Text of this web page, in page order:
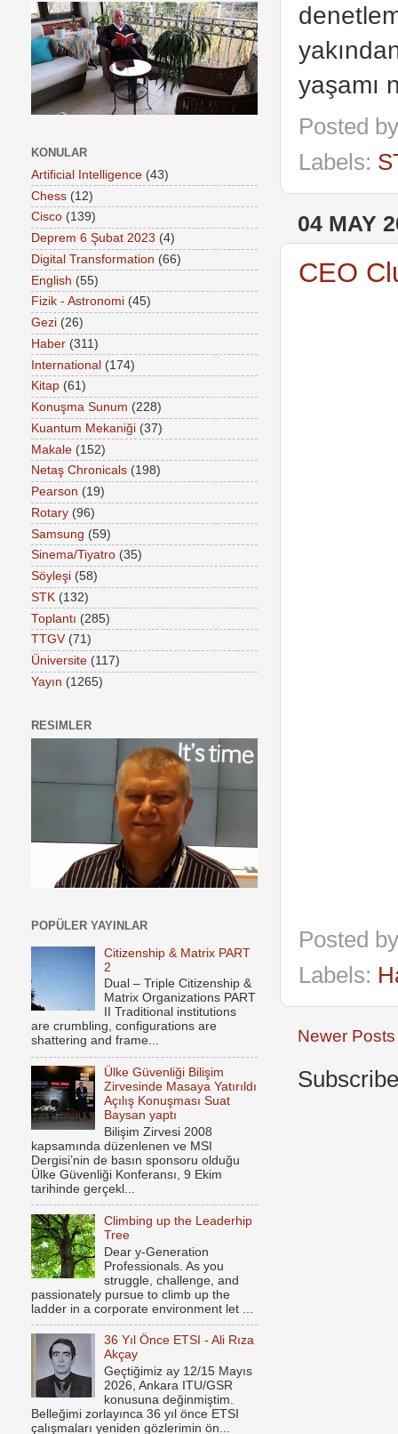
yaşamı
Posted
Labels:
04 MAY
CEO
Posted
Labels:
Newer Posts
KONULAR
Artificial Intelligence (43)
Chess (12)
Cisco (139)
Deprem 6 Şubat 2023 (4)
Digital Transformation (66)
English (55)
Fizik - Astronomi (45)
Gezi (26)
Haber (311)
International (174)
Kitap (61)
Konuşma Sunum (228)
Kuantum Mekaniği (37)
Makale (152)
Netaş Chronicals (198)
Pearson (19)
Rotary (96)
Samsung (59)
Sinema/Tiyatro (35)
Söyleşi (58)
STK (132)
Toplantı (285)
TTGV (71)
Üniversite (117)
Yayın (1265)
RESIMLER
POPÜLER YAYINLAR
Citizenship & Matrix PART
2
Dual – Triple Citizenship &
Matrix Organizations PART
II Traditional institutions
are crumbling, configurations are
shattering and frame...
Ülke Güvenliği Bilişim
Zirvesinde Masaya Yatırıldı
Açılış Konuşması Suat
Baysan yaptı
Bilişim Zirvesi 2008
kapsamında düzenlenen ve MSI
Dergisi’nin de basın sponsoru olduğu
Ülke Güvenliği Konferansı, 9 Ekim
tarihinde gerçekl...
Climbing up the Leaderhip
Tree
Dear y-Generation
Professionals. As you
struggle, challenge, and
passionately pursue to climb up the
ladder in a corporate environment let ...
36 Yıl Önce ETSI - Ali Rıza
Akçay
Geçtiğimiz ay 12/15 Mayıs
2026, Ankara ITU/GSR
konusuna değinmiştim.
Belleğimi zorlayınca 36 yıl önce ETSI
çalışmaları yeniden gözlerimin ön...